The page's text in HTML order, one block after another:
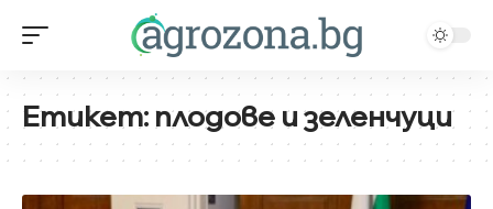
Етикет:плодове и зеленчуци